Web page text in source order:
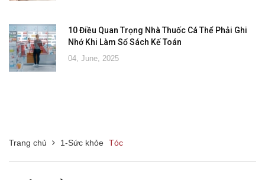
10 Điều Quan Trọng Nhà Thuốc Cá Thể Phải Ghi
Nhớ Khi Làm Sổ Sách Kế Toán
04, June, 2025
Trang chủ 1-Sức khỏe Tóc